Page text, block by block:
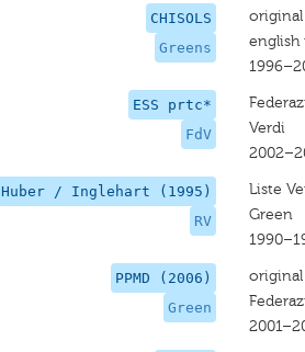
CHISOLS
Greens
english
ESS prtc*
FdV
Verdi
Huber / Inglehart (1995)
RV
Liste
Green
PPMD (2006)
Green